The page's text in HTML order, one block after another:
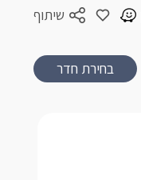
שיתוף
בחירת חדר